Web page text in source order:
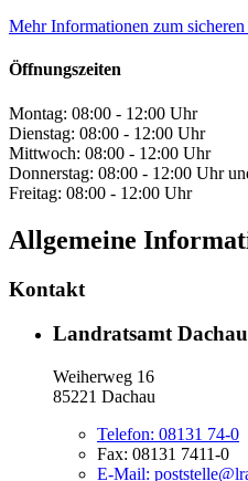
Mehr Informationen zum
Öffnungszeiten
Montag: 08:00 - 12:00 Uhr
Dienstag: 08:00 - 12:00 Uhr
Mittwoch: 08:00 - 12:00 Uhr
Donnerstag: 08:00 - 12:00 Uhr
Freitag: 08:00 - 12:00 Uhr
Allgemeine
Kontakt
Landratsamt Dachau
Weiherweg 16
85221 Dachau
Telefon: 08131 74-0
Fax: 08131 7411-0
E-Mail: